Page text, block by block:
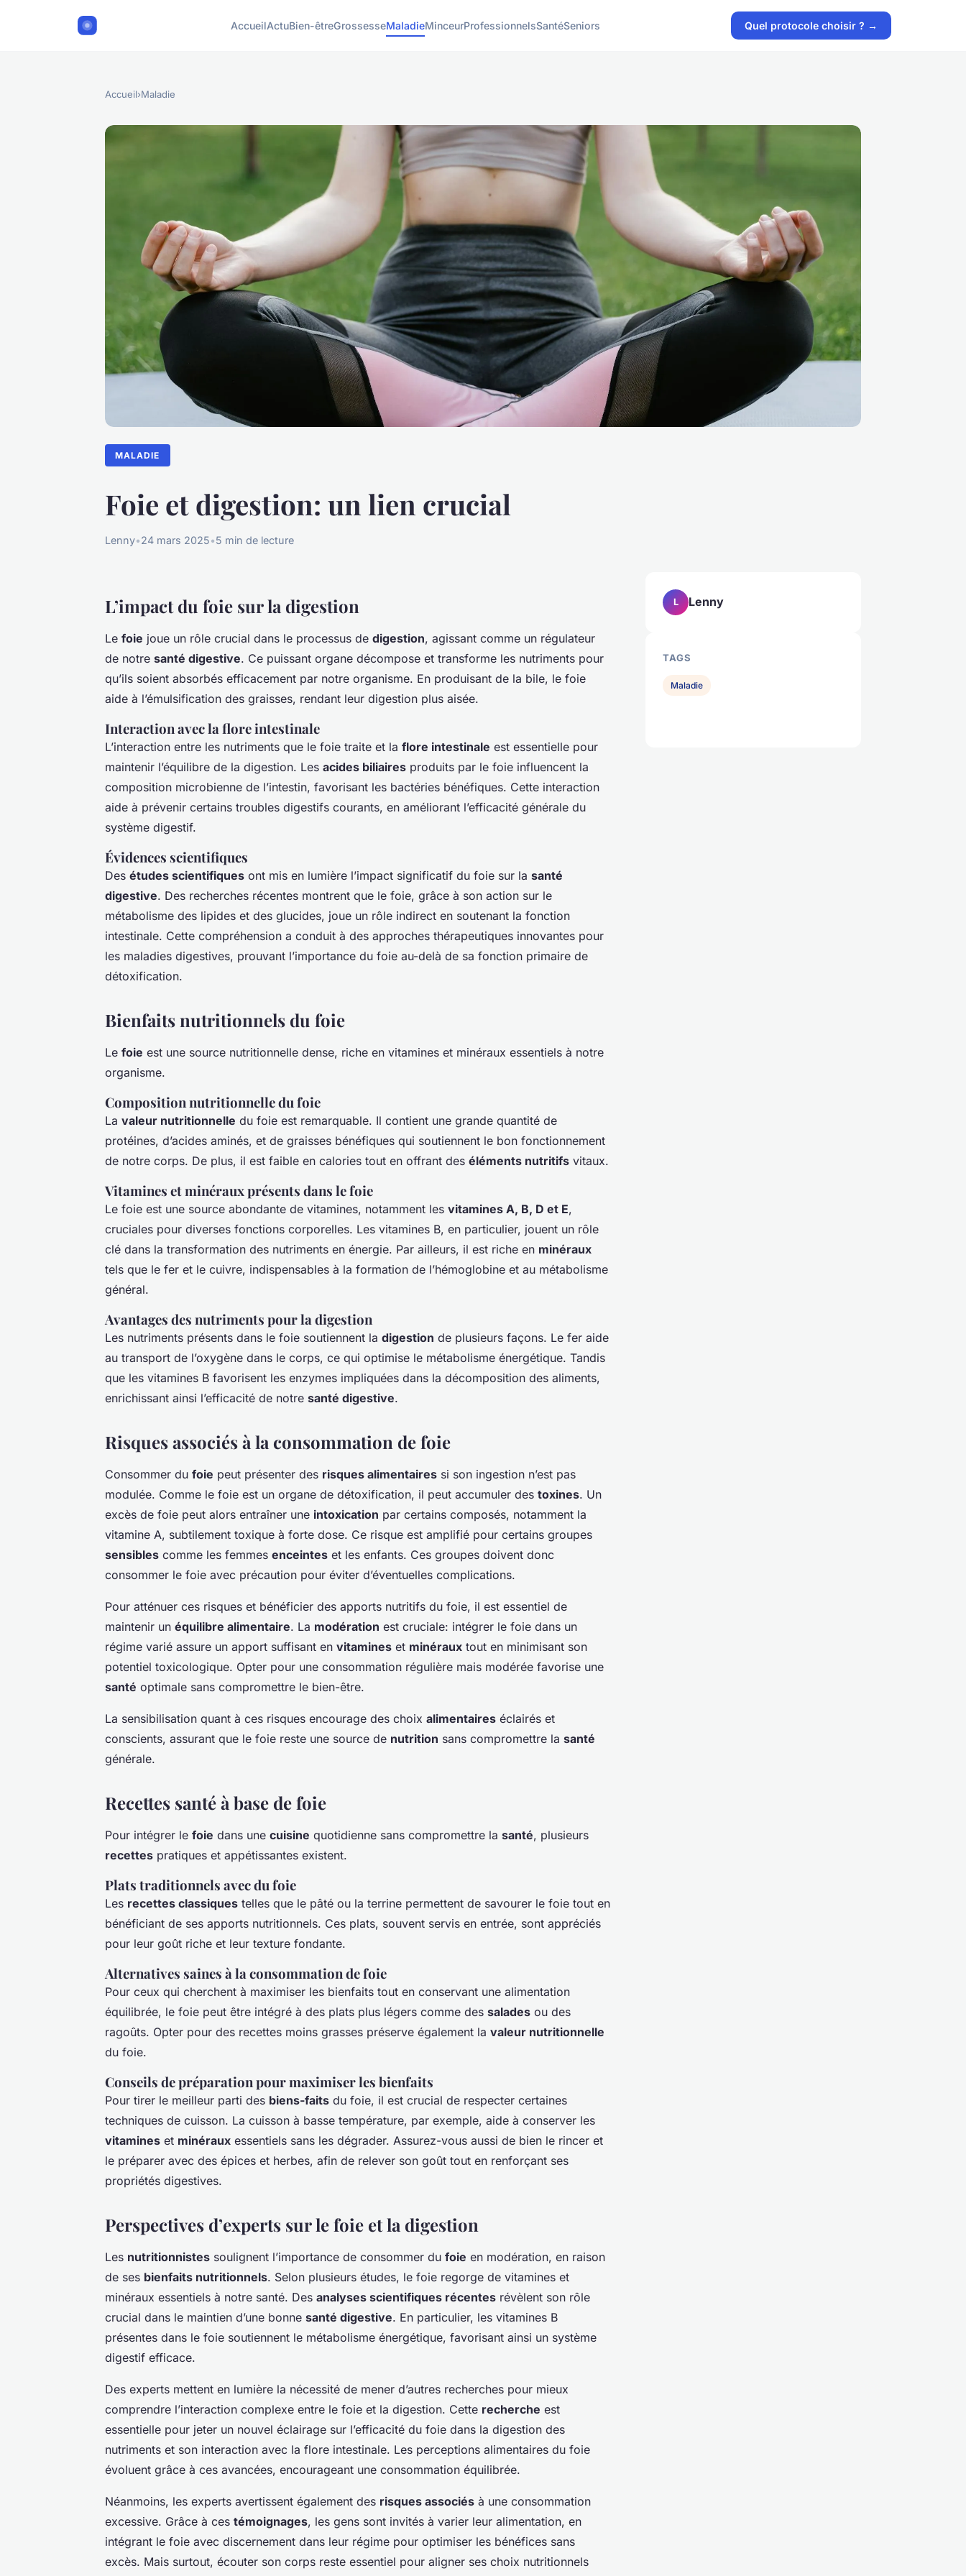
AccueilActuBien-êtreGrossesseMaladieMinceurProfessionnelsSantéSeniors Quel protocole choisir ? →
Accueil›Maladie
MALADIE
Foie et digestion: un lien crucial
Lenny•24 mars 2025•5 min de lecture
L’impact du foie sur la digestion
Le foie joue un rôle crucial dans le processus de digestion, agissant comme un régulateur
de notre santé digestive. Ce puissant organe décompose et transforme les nutriments pour
qu’ils soient absorbés efficacement par notre organisme. En produisant de la bile, le foie
aide à l’émulsification des graisses, rendant leur digestion plus aisée.
Interaction avec la flore intestinale
L’interaction entre les nutriments que le foie traite et la flore intestinale est essentielle pour
maintenir l’équilibre de la digestion. Les acides biliaires produits par le foie influencent la
composition microbienne de l’intestin, favorisant les bactéries bénéfiques. Cette interaction
aide à prévenir certains troubles digestifs courants, en améliorant l’efficacité générale du
système digestif.
Évidences scientifiques
Des études scientifiques ont mis en lumière l’impact significatif du foie sur la santé
digestive. Des recherches récentes montrent que le foie, grâce à son action sur le
métabolisme des lipides et des glucides, joue un rôle indirect en soutenant la fonction
intestinale. Cette compréhension a conduit à des approches thérapeutiques innovantes pour
les maladies digestives, prouvant l’importance du foie au-delà de sa fonction primaire de
détoxification.
Bienfaits nutritionnels du foie
Le foie est une source nutritionnelle dense, riche en vitamines et minéraux essentiels à notre
organisme.
Composition nutritionnelle du foie
La valeur nutritionnelle du foie est remarquable. Il contient une grande quantité de
protéines, d’acides aminés, et de graisses bénéfiques qui soutiennent le bon fonctionnement
de notre corps. De plus, il est faible en calories tout en offrant des éléments nutritifs vitaux.
Vitamines et minéraux présents dans le foie
Le foie est une source abondante de vitamines, notamment les vitamines A, B, D et E,
cruciales pour diverses fonctions corporelles. Les vitamines B, en particulier, jouent un rôle
clé dans la transformation des nutriments en énergie. Par ailleurs, il est riche en minéraux
tels que le fer et le cuivre, indispensables à la formation de l’hémoglobine et au métabolisme
général.
Avantages des nutriments pour la digestion
Les nutriments présents dans le foie soutiennent la digestion de plusieurs façons. Le fer aide
au transport de l’oxygène dans le corps, ce qui optimise le métabolisme énergétique. Tandis
que les vitamines B favorisent les enzymes impliquées dans la décomposition des aliments,
enrichissant ainsi l’efficacité de notre santé digestive.
Risques associés à la consommation de foie
Consommer du foie peut présenter des risques alimentaires si son ingestion n’est pas
modulée. Comme le foie est un organe de détoxification, il peut accumuler des toxines. Un
excès de foie peut alors entraîner une intoxication par certains composés, notamment la
vitamine A, subtilement toxique à forte dose. Ce risque est amplifié pour certains groupes
sensibles comme les femmes enceintes et les enfants. Ces groupes doivent donc
consommer le foie avec précaution pour éviter d’éventuelles complications.
Pour atténuer ces risques et bénéficier des apports nutritifs du foie, il est essentiel de
maintenir un équilibre alimentaire. La modération est cruciale: intégrer le foie dans un
régime varié assure un apport suffisant en vitamines et minéraux tout en minimisant son
potentiel toxicologique. Opter pour une consommation régulière mais modérée favorise une
santé optimale sans compromettre le bien-être.
La sensibilisation quant à ces risques encourage des choix alimentaires éclairés et
conscients, assurant que le foie reste une source de nutrition sans compromettre la santé
générale.
Recettes santé à base de foie
Pour intégrer le foie dans une cuisine quotidienne sans compromettre la santé, plusieurs
recettes pratiques et appétissantes existent.
Plats traditionnels avec du foie
Les recettes classiques telles que le pâté ou la terrine permettent de savourer le foie tout en
bénéficiant de ses apports nutritionnels. Ces plats, souvent servis en entrée, sont appréciés
pour leur goût riche et leur texture fondante.
Alternatives saines à la consommation de foie
Pour ceux qui cherchent à maximiser les bienfaits tout en conservant une alimentation
équilibrée, le foie peut être intégré à des plats plus légers comme des salades ou des
ragoûts. Opter pour des recettes moins grasses préserve également la valeur nutritionnelle
du foie.
Conseils de préparation pour maximiser les bienfaits
Pour tirer le meilleur parti des biens-faits du foie, il est crucial de respecter certaines
techniques de cuisson. La cuisson à basse température, par exemple, aide à conserver les
vitamines et minéraux essentiels sans les dégrader. Assurez-vous aussi de bien le rincer et
le préparer avec des épices et herbes, afin de relever son goût tout en renforçant ses
propriétés digestives.
Perspectives d’experts sur le foie et la digestion
Les nutritionnistes soulignent l’importance de consommer du foie en modération, en raison
de ses bienfaits nutritionnels. Selon plusieurs études, le foie regorge de vitamines et
minéraux essentiels à notre santé. Des analyses scientifiques récentes révèlent son rôle
crucial dans le maintien d’une bonne santé digestive. En particulier, les vitamines B
présentes dans le foie soutiennent le métabolisme énergétique, favorisant ainsi un système
digestif efficace.
Des experts mettent en lumière la nécessité de mener d’autres recherches pour mieux
comprendre l’interaction complexe entre le foie et la digestion. Cette recherche est
essentielle pour jeter un nouvel éclairage sur l’efficacité du foie dans la digestion des
nutriments et son interaction avec la flore intestinale. Les perceptions alimentaires du foie
évoluent grâce à ces avancées, encourageant une consommation équilibrée.
Néanmoins, les experts avertissent également des risques associés à une consommation
excessive. Grâce à ces témoignages, les gens sont invités à varier leur alimentation, en
intégrant le foie avec discernement dans leur régime pour optimiser les bénéfices sans
excès. Mais surtout, écouter son corps reste essentiel pour aligner ses choix nutritionnels
L Lenny
TAGS
Maladie